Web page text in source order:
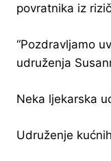
povratnika iz
“Pozdravljamo
udruženja
Neka ljekarska
Udruženje